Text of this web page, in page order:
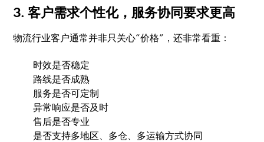
3. 客户需求个性化，服务协同要求更高
物流行业客户通常并非只关心“价格”，还非常看重：
时效是否稳定
路线是否成熟
服务是否可定制
异常响应是否及时
售后是否专业
是否支持多地区、多仓、多运输方式协同